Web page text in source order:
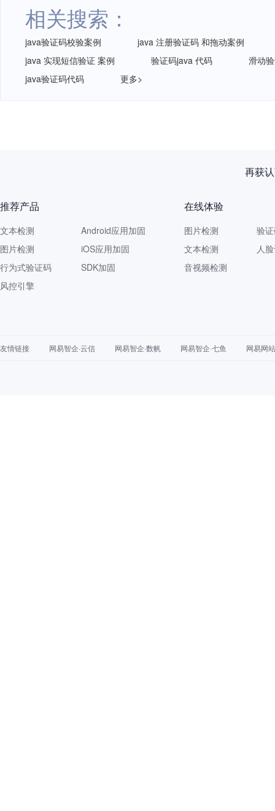
相关搜索：
java验证码校验案例
java 注册验证码 和拖动案例
java 实现短信验证 案例
验证码java 代码
滑动
java验证码代码
更多>
再获
推荐产品
文本检测
图片检测
行为式验证码
风控引擎
Android应用加固
iOS应用加固
SDK加固
在线体验
图片检测
文本检测
音视频检测
验
人
友情链接 网易智企·云信 网易智企·数帆 网易智企·七鱼 网易网